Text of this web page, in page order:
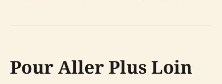
Pour Aller Plus Loin